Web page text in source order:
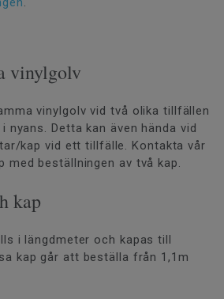
vinylgolv
vinylgolv vid två olika tillfällen
nyans. Detta kan även hända vid
kap vid ett tillfälle. Kontakta vår
med beställningen av två kap.
kap
i längdmeter och kapas till
kap går att beställa från 1,1m